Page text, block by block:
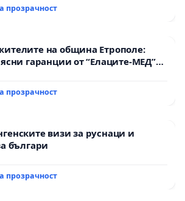
прозрачност
на община Етрополе:
гаранции от “Елаците-МЕД”
че ще се изпълнят всички
прозрачност
визи за руснаци и
българи
прозрачност